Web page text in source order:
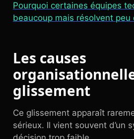
Pourquoi certaines équipes
beaucoup mais résolvent peu
Les causes
glissement
Ce glissement apparaît
sérieux. Il vient souvent d’un